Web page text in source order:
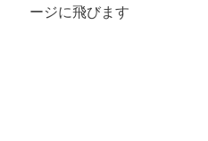
ージに飛びます